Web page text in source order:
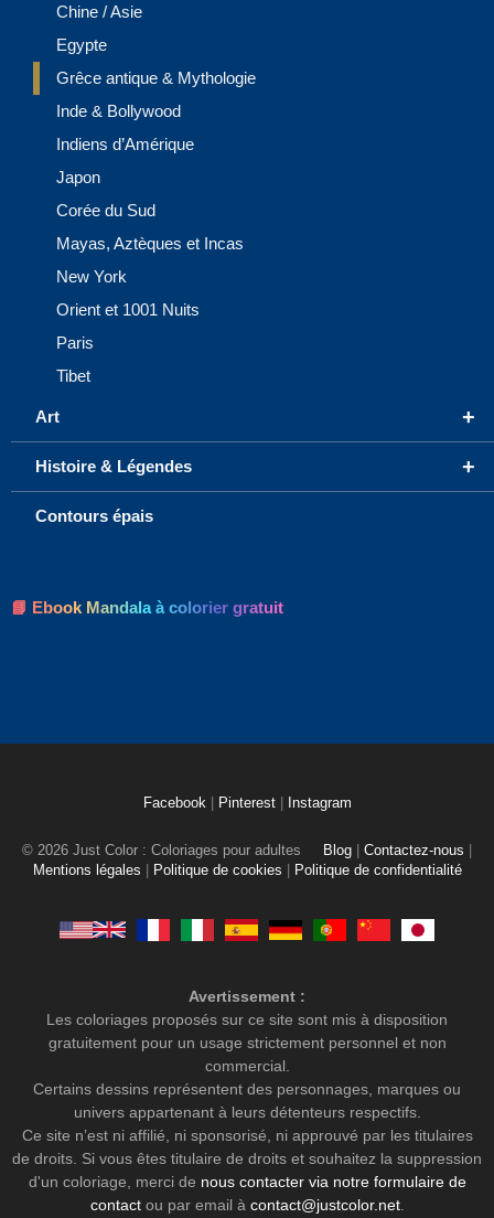
Chine / Asie
Egypte
Grêce antique & Mythologie
Inde & Bollywood
Indiens d’Amérique
Japon
Corée du Sud
Mayas, Aztèques et Incas
New York
Orient et 1001 Nuits
Paris
Tibet
+
Art
+
Histoire & Légendes
Contours épais
📘 Ebook Mandala à colorier gratuit
Facebook Pinterest Instagram
© 2026 Just Color : Coloriages pour adultes Blog Contactez-nous
Mentions légales
Politique de cookies Politique de confidentialité
Avertissement :
Les coloriages proposés sur ce site sont mis à disposition
gratuitement pour un usage strictement personnel et non
commercial.
Certains dessins représentent des personnages, marques ou
univers appartenant à leurs détenteurs respectifs.
Ce site n’est ni affilié, ni sponsorisé, ni approuvé par les titulaires
de droits. Si vous êtes titulaire de droits et souhaitez la suppression
d'un coloriage, merci de nous contacter via notre formulaire de
contactou par email à contact@justcolor.net.